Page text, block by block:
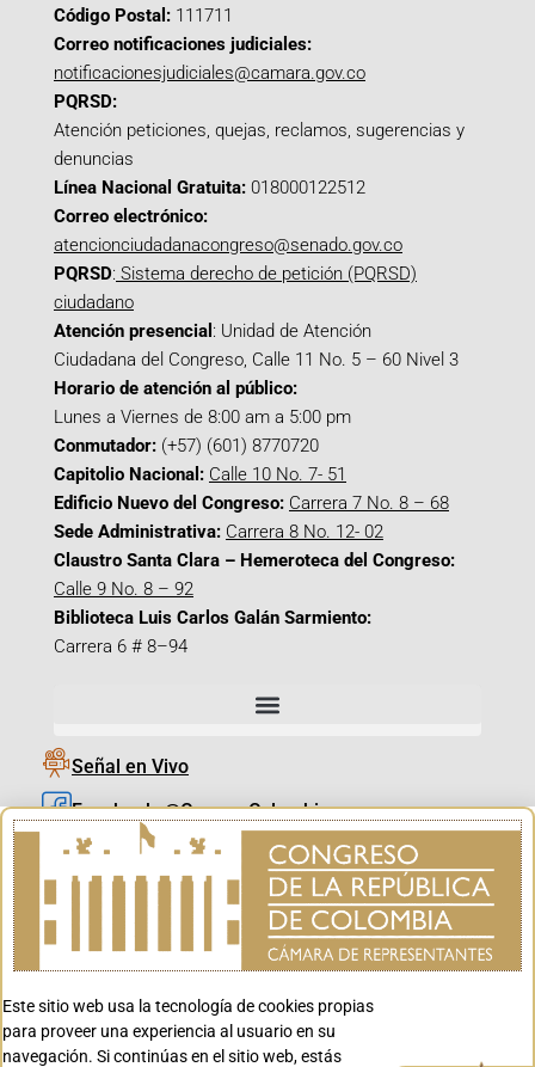
Código Postal: 111711
Correo notificaciones judiciales:
notificacionesjudiciales@camara.gov.co
PQRSD:
Atención peticiones, quejas, reclamos, sugerencias y
denuncias
Línea Nacional Gratuita: 018000122512
Correo electrónico:
atencionciudadanacongreso@senado.gov.co
PQRSD: Sistema derecho de petición (PQRSD)
ciudadano
Atención presencial : Unidad de Atención
Ciudadana del Congreso, Calle 11 No. 5 – 60 Nivel 3
Horario de atención al público:
Lunes a Viernes de 8:00 am a 5:00 pm
Conmutador: (+57) (601) 8770720
Capitolio Nacional: Calle 10 No. 7- 51
Edificio Nuevo del Congreso: Carrera 7 No. 8 – 68
Sede Administrativa: Carrera 8 No. 12- 02
Claustro Santa Clara – Hemeroteca del Congreso:
Calle 9 No. 8 – 92
Biblioteca Luis Carlos Galán Sarmiento:
Carrera 6 # 8–94
Señal en Vivo
Facebook_@CamaraColombia
Instagram_@CamaraColombia
X_@CamaraColombia
Youtube_@CamaraColombia
Youtube_@CanalCongreso
Este sitio web usa la tecnología de cookies propias
para proveer una experiencia al usuario en su
navegación. Si continúas en el sitio web, estás